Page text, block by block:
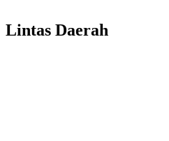
Lintas Daerah